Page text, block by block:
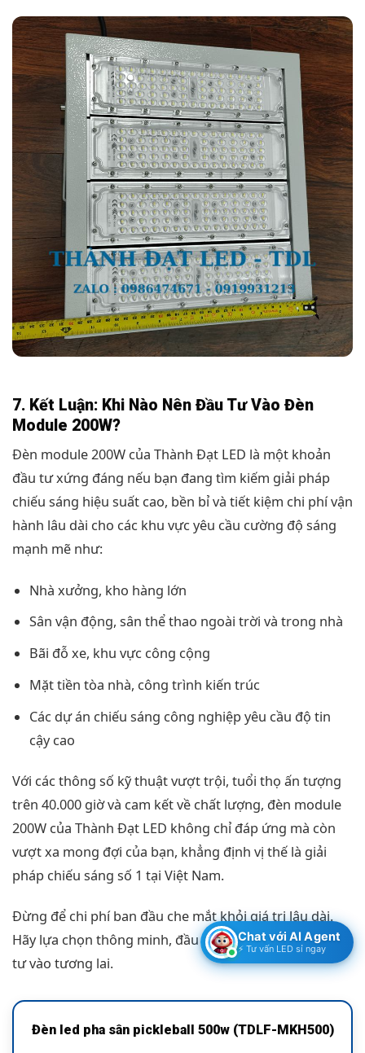
7. Kết Luận: Khi Nào Nên Đầu Tư Vào Đèn
Module 200W?
Đèn module 200W của Thành Đạt LED là một khoản
đầu tư xứng đáng nếu bạn đang tìm kiếm giải pháp
chiếu sáng hiệu suất cao, bền bỉ và tiết kiệm chi phí vận
hành lâu dài cho các khu vực yêu cầu cường độ sáng
mạnh mẽ như:
Nhà xưởng, kho hàng lớn
Sân vận động, sân thể thao ngoài trời và trong nhà
Bãi đỗ xe, khu vực công cộng
Mặt tiền tòa nhà, công trình kiến trúc
Các dự án chiếu sáng công nghiệp yêu cầu độ tin
cậy cao
Với các thông số kỹ thuật vượt trội, tuổi thọ ấn tượng
trên 40.000 giờ và cam kết về chất lượng, đèn module
200W của Thành Đạt LED không chỉ đáp ứng mà còn
vượt xa mong đợi của bạn, khẳng định vị thế là giải
pháp chiếu sáng số 1 tại Việt Nam.
Đừng để chi phí ban đầu che mắt khỏi giá trị lâu dài.
Hãy lựa chọn thông minh, đầu tư vào chất lượng, đầu
tư vào tương lai.
Đèn led pha sân pickleball 500w (TDLF-MKH500)
Chat với AI Agent
⚡ Tư vấn LED sỉ ngay